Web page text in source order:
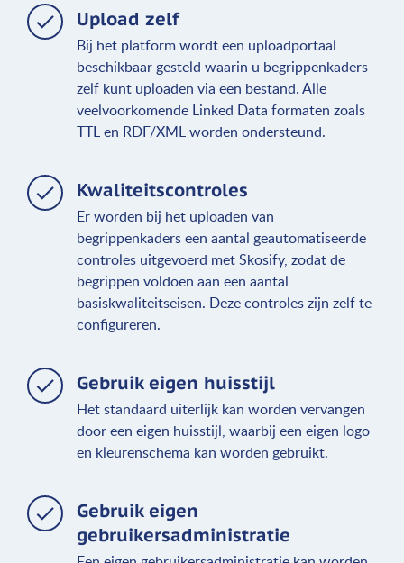
Upload zelf
Bij het platform wordt een uploadportaal
beschikbaar gesteld waarin u begrippenkaders
zelf kunt uploaden via een bestand. Alle
veelvoorkomende Linked Data formaten zoals
TTL en RDF/XML worden ondersteund.
Kwaliteitscontroles
Er worden bij het uploaden van
begrippenkaders een aantal geautomatiseerde
controles uitgevoerd met Skosify, zodat de
begrippen voldoen aan een aantal
basiskwaliteitseisen. Deze controles zijn zelf te
configureren.
Gebruik eigen huisstijl
Het standaard uiterlijk kan worden vervangen
door een eigen huisstijl, waarbij een eigen logo
en kleurenschema kan worden gebruikt.
Gebruik eigen
gebruikersadministratie